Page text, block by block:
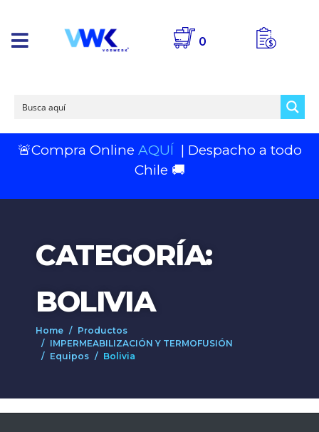
0
🚨Compra Online AQUÍ | Despacho a todo
Chile 🚚
CATEGORÍA:
BOLIVIA
Home
Productos
IMPERMEABILIZACIÓN Y TERMOFUSIÓN
Equipos
Bolivia